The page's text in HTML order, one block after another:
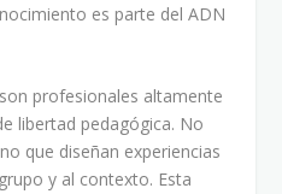
es parte del ADN
profesionales altamente
libertad pedagógica. No
que diseñan experiencias
y al contexto. Esta